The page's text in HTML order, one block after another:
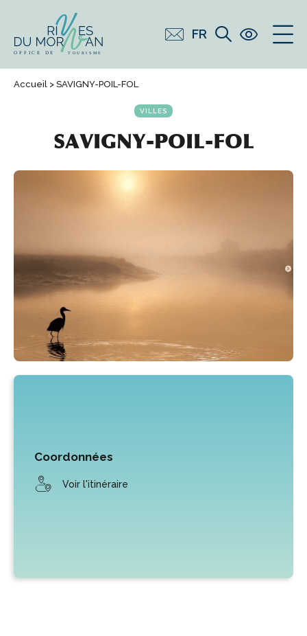
FR
Accueil > SAVIGNY-POIL-FOL
VILLES
SAVIGNY-POIL-FOL
Coordonnées
Voir l'itinéraire